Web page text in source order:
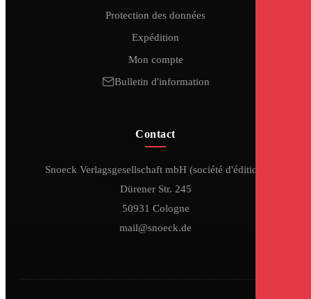
Protection des données
Expédition
Mon compte
Bulletin d'information
Contact
Snoeck Verlagsgesellschaft mbH (société d'édition)
Dürener Str. 245
50931 Cologne
mail@snoeck.de